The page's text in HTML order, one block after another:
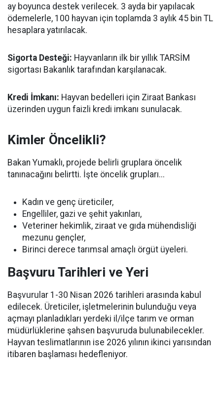
ay boyunca destek verilecek. 3 ayda bir yapılacak
ödemelerle, 100 hayvan için toplamda 3 aylık 45 bin TL
hesaplara yatırılacak.
Sigorta Desteği: Hayvanların ilk bir yıllık TARSİM
sigortası Bakanlık tarafından karşılanacak.
Kredi İmkanı: Hayvan bedelleri için Ziraat Bankası
üzerinden uygun faizli kredi imkanı sunulacak.
Kimler Öncelikli?
Bakan Yumaklı, projede belirli gruplara öncelik
tanınacağını belirtti. İşte öncelik grupları...
Kadın ve genç üreticiler,
Engelliler, gazi ve şehit yakınları,
Veteriner hekimlik, ziraat ve gıda mühendisliği
mezunu gençler,
Birinci derece tarımsal amaçlı örgüt üyeleri.
Başvuru Tarihleri ve Yeri
Başvurular 1-30 Nisan 2026 tarihleri arasında kabul
edilecek. Üreticiler, işletmelerinin bulunduğu veya
açmayı planladıkları yerdeki il/ilçe tarım ve orman
müdürlüklerine şahsen başvuruda bulunabilecekler.
Hayvan teslimatlarının ise 2026 yılının ikinci yarısından
itibaren başlaması hedefleniyor.